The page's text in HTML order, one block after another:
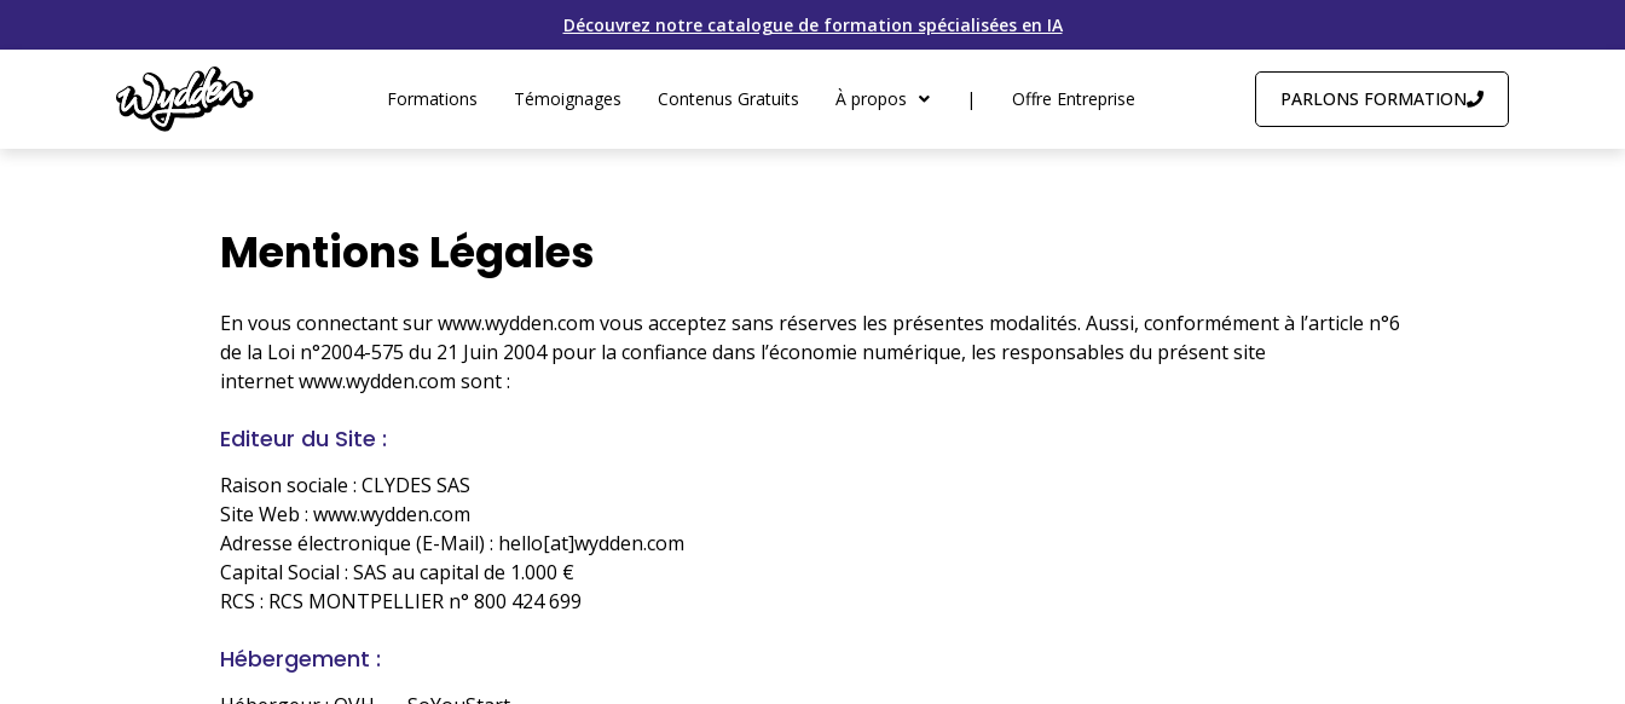
Découvrez notre catalogue de formation spécialisées en IA
Formations Témoignages Contenus Gratuits À propos | Offre Entreprise PARLONS FORMATION
Mentions Légales
En vous connectant sur www.wydden.com vous acceptez sans réserves les présentes modalités. Aussi, conformément à l’article n°6
de la Loi n°2004-575 du 21 Juin 2004 pour la confiance dans l’économie numérique, les responsables du présent site
internet www.wydden.com sont :
Editeur du Site :
Raison sociale : CLYDES SAS
Site Web : www.wydden.com
Adresse électronique (E-Mail) : hello[at]wydden.com
Capital Social : SAS au capital de 1.000 €
RCS : RCS MONTPELLIER n° 800 424 699
Hébergement :